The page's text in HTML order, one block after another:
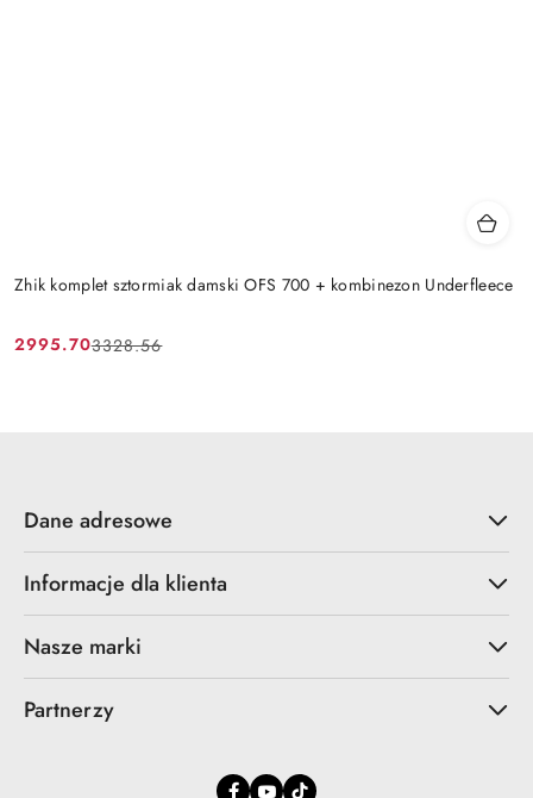
Zhik komplet sztormiak damski OFS 700 + kombinezon Underfleece
Cena
2995.70
Cena
3328.56
Dane adresowe
Informacje dla klienta
Nasze marki
Partnerzy